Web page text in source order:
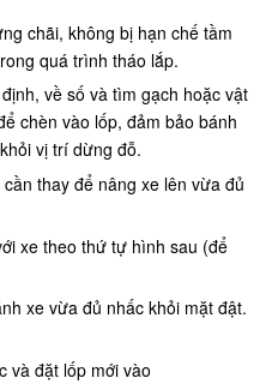
chãi, không bị hạn chế tầm
quá trình tháo lắp.
về số và tìm gạch hoặc vật
chèn vào lốp, đảm bảo bánh
vị trí dừng đỗ.
thay để nâng xe lên vừa đủ
xe theo thứ tự hình sau (để
xe vừa đủ nhấc khỏi mặt đật.
và đặt lốp mới vào